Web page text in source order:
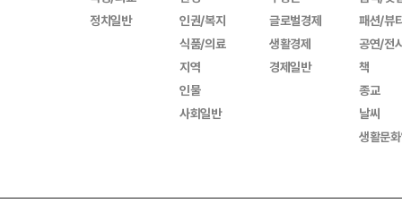
정치일반
인권/복지
식품/의료
지역
인물
사회일반
글로벌경제
생활경제
경제일반
패션/뷰
공연/전
책
종교
날씨
생활문